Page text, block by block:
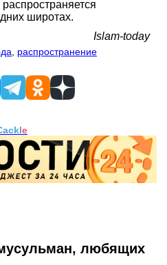
широтах.
Islam-today
распространение
e
любящих